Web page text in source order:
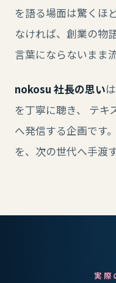
を語る場面は驚くほ
なければ、創業の物
言葉にならないまま
nokosu 社長の思い
を丁寧に聴き、 テキ
へ発信する企画です
を、次の世代へ手渡
実際